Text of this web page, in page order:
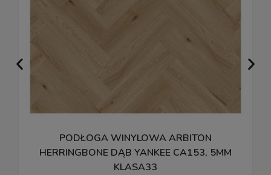
PODŁOGA WINYLOWA ARBITON
HERRINGBONE DĄB YANKEE CA153, 5MM
KLASA33